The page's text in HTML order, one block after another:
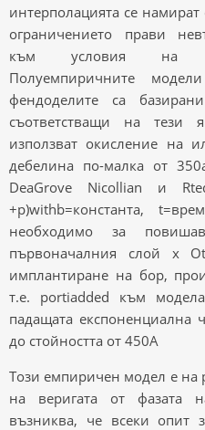
интерполацията се
ограничението прави
към условия на
Полуемпиричните
фендоделите са
съответстващи на тези
използват окисление на
дебелина по-малка от
DeaGrove Nicollian и
+p)withb=константа,
необходимо за
първоначалния слой x
имплантиране на бор,
т.е. portiadded към
падащата експоненциална
до стойността от 450A
Този емпиричен модел е на
на веригата от фазата
възниква, че всеки опит